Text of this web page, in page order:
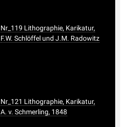
Nr_119 Lithographie, Karikatur,
F.W. Schlöffel und J.M. Radowitz
Nr_121 Lithographie, Karikatur,
A. v. Schmerling, 1848